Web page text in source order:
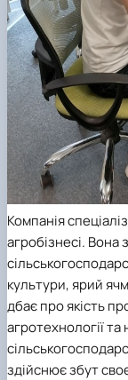
Компанія
агробізнесі.
культури, ярий
дбає про якість
агротехнології
здійснює збут